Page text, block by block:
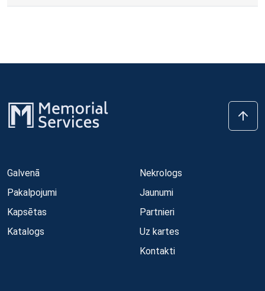
Galvenā
Pakalpojumi
Kapsētas
Katalogs
Nekrologs
Jaunumi
Partnieri
Uz kartes
Kontakti